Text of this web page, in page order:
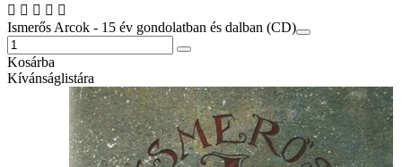
Ismerős Arcok - 15 év gondolatban és dalban (CD)
Kosárba
Kívánságlistára